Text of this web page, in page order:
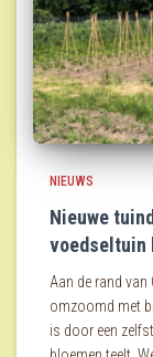
NIEUWS
Nieuwe
voedseltuin
Aan de rand van
omzoomd met
is door een